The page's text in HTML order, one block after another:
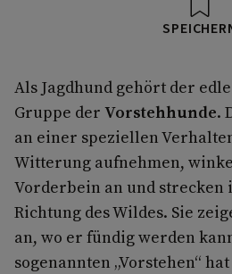
Als Jagdhund gehört der
Gruppe der Vorstehhunde.
an einer speziellen
Witterung aufnehmen,
Vorderbein an und strecken
Richtung des Wildes. Sie
an, wo er fündig werden
sogenannten „Vorstehen“